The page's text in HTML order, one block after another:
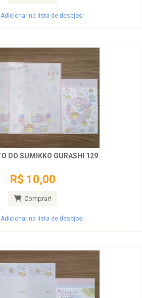
Adicionar na lista de desejos!
CONJUNTO DO SUMIKKO GURASHI 129
R$ 10,00
Comprar!
Adicionar na lista de desejos!